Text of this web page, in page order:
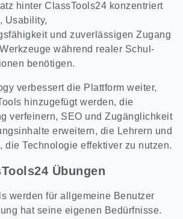
hinter ClassTools24 konzentriert
Usability,
und zuverlässigen Zugang
während realer Schul-
benötigen.
verbessert die Plattform weiter,
hinzugefügt werden, die
verfeinern, SEO und Zugänglichkeit
erweitern, die Lehrern und
die Technologie effektiver zu nutzen.
Übungen
werden für allgemeine Benutzer
hat seine eigenen Bedürfnisse.